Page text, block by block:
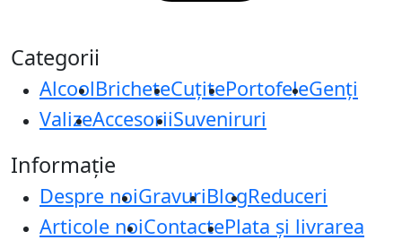
Categorii
AlcoolBricheteCuțitePortofeleGenți
ValizeAccesoriiSuveniruri
Informație
Despre noiGravuriBlogReduceri
Articole noiContactePlata și livrarea